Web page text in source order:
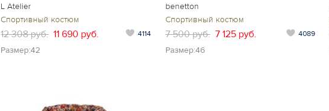
L Atelier
Спортивный костюм
12 308 руб. 11 690 руб. 4114
Размер:42
benetton
Спортивный костюм
7 500 руб. 7 125 руб. 4089
Размер:46